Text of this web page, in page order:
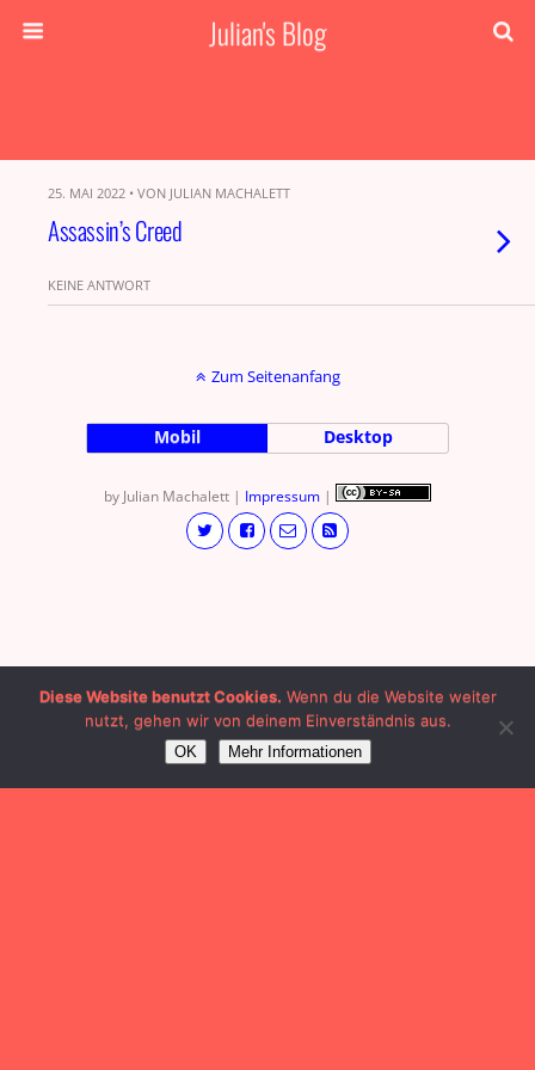
Julian's Blog
25. MAI 2022 • VON JULIAN MACHALETT
Assassin’s Creed
KEINE ANTWORT
Zum Seitenanfang
Mobil Desktop
by Julian Machalett | Impressum |
Diese Website benutzt Cookies. Wenn du die Website weiter
nutzt, gehen wir von deinem Einverständnis aus.
OK Mehr Informationen